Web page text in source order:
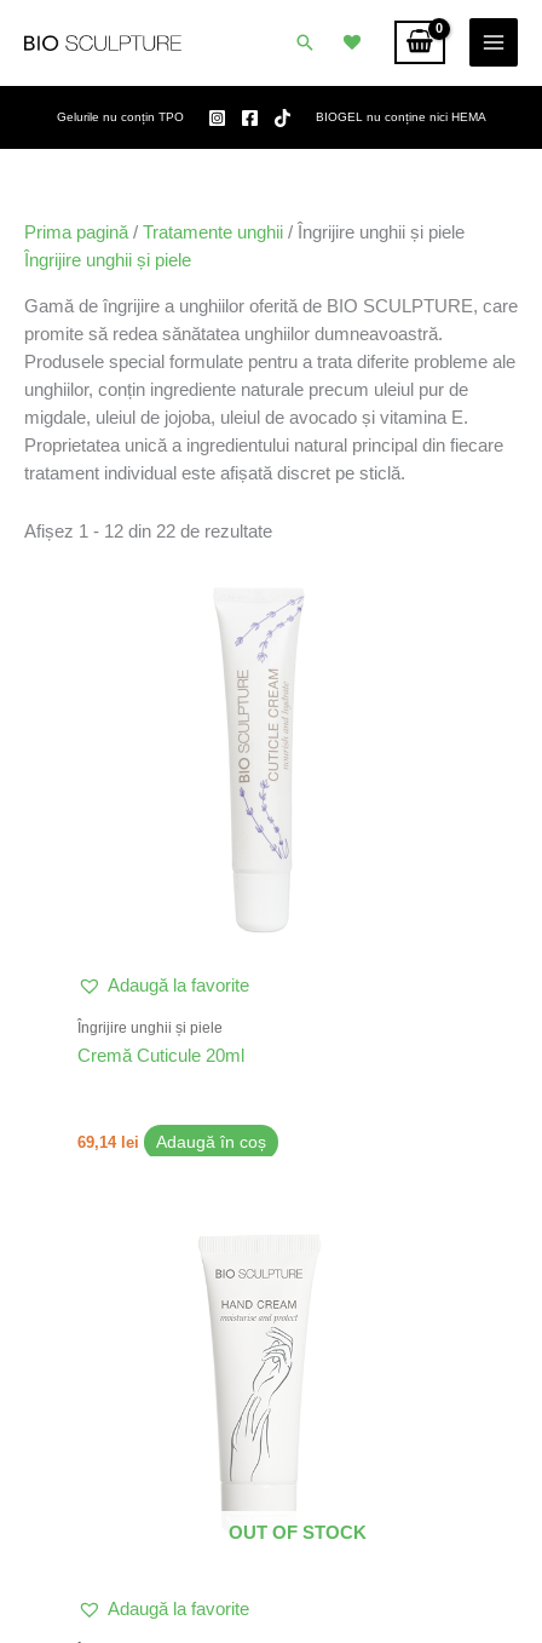
Caută
Gelurile nu conțin TPO BIOGEL nu conține nici HEMA
Prima pagină / Tratamente unghii / Îngrijire unghii și piele
Îngrijire unghii și piele
Gamă de îngrijire a unghiilor oferită de BIO SCULPTURE, care
promite să redea sănătatea unghiilor dumneavoastră.
Produsele special formulate pentru a trata diferite probleme ale
unghiilor, conțin ingrediente naturale precum uleiul pur de
migdale, uleiul de jojoba, uleiul de avocado și vitamina E.
Proprietatea unică a ingredientului natural principal din fiecare
tratament individual este afișată discret pe sticlă.
Afișez 1 - 12 din 22 de rezultate
Adaugă la favorite
Îngrijire unghii și piele
Cremă Cuticule 20ml
69,14 lei Adaugă în coș
OUT OF STOCK
Adaugă la favorite